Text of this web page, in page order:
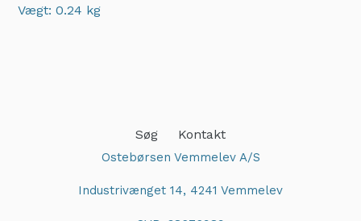
Vægt: 0.24 kg
Søg Kontakt
Ostebørsen Vemmelev A/S
Industrivænget 14, 4241 Vemmelev